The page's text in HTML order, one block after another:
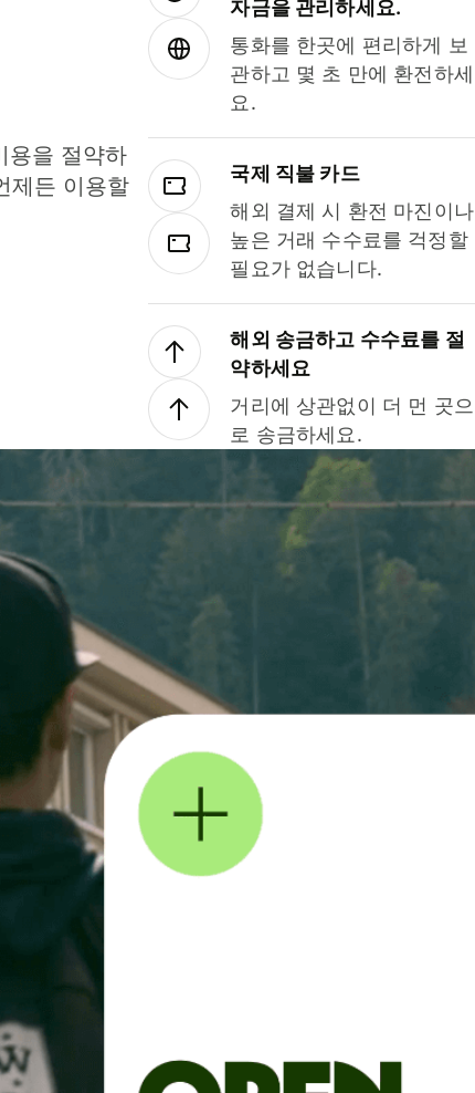
용을 절약하
제든 이용할
자금을 관리하세요.
통화를 한곳에 편리하게 보
관하고 몇 초 만에 환전하세
요.
국제 직불 카드
해외 결제 시 환전 마진이나
높은 거래 수수료를 걱정할
필요가 없습니다.
해외 송금하고 수수료를 절
약하세요
거리에 상관없이 더 먼 곳으
로 송금하세요.